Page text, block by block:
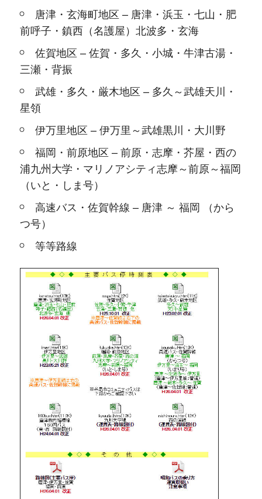
唐津・玄海町地区 – 唐津・浜玉・七山・肥
前呼子・鎮西（名護屋）北波多・玄海
佐賀地区 – 佐賀・多久・小城・牛津古湯・
三瀬・背振
武雄・多久・厳木地区 – 多久～武雄天川・
星領
伊万里地区 – 伊万里～武雄黒川・大川野
福岡・前原地区 – 前原・志摩・芥屋・西の
浦九州大学・マリノアシティ志摩～前原～福岡
（いと・しま号）
高速バス・佐賀幹線 – 唐津 ～ 福岡 （から
つ号）
等等路線